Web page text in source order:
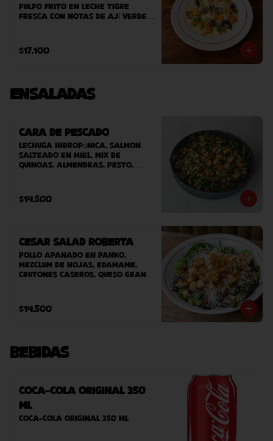
pulpo frito en leche tigre
fresca con notas de ají verde,
y clorofila de perejil.
terminado con maíz peruano
$17.100
Ensaladas
Cara de Pescado
Lechuga hidropónica, salmon
salteado en miel, mix de
quinoas, almendras, pesto,
$14.500
Cesar Salad Roberta
Pollo apanado en panko,
mezclum de hojas, edamame,
crutones caseros, queso grana
$14.500
Bebidas
Coca-Cola Original 350
ml
Coca-Cola Original 350 ml